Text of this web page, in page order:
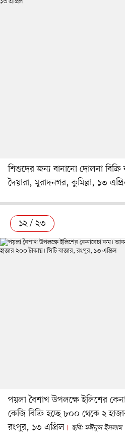
শিশুদের জন্য বানানো দোলনা বিক্রি
দৈয়ারা, মুরাদনগর, কুমিল্লা, ১৩
১২ / ২৩
পয়লা বৈশাখ উপলক্ষে ইলিশের
কেজি বিক্রি হচ্ছে ৮০০ থেকে ২
রংপুর, ১৩ এপ্রিল
ছবি: মঈনুল ইসলাম